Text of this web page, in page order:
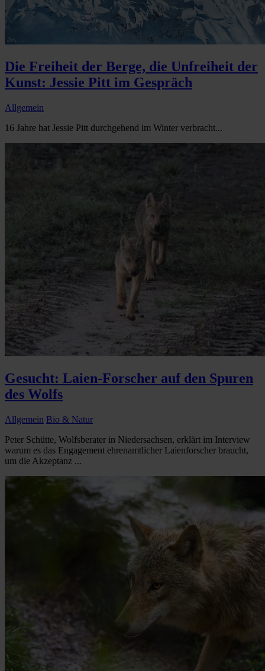
Die Freiheit der Berge, die Unfreiheit der
Kunst: Jessie Pitt im Gespräch
Allgemein
16 Jahre hat Jessie Pitt durchgehend im Winter verbracht...
Gesucht: Laien-Forscher auf den Spuren
des Wolfs
Allgemein Bio & Natur
Peter Schütte, Wolfsberater in Niedersachsen, erklärt im Interview
warum es das Engagement ehrenamtlicher Laienforscher braucht,
um die Akzeptanz ...